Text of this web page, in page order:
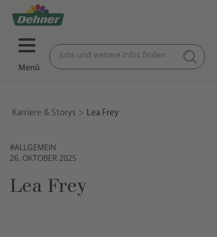
Menü
Karriere & Storys Lea Frey
#ALLGEMEIN
26. OKTOBER 2025
Lea Frey